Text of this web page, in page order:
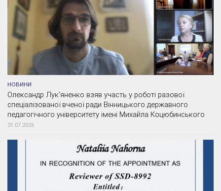
НОВИНИ
Олександр Лук’яненко взяв участь у роботі разової
спеціалізованої вченої ради Вінницького державного
педагогічного університету імені Михайла Коцюбинського
31.07.2026